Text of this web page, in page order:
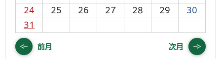
24
25 26 27 28 29
30
31
前月 次月